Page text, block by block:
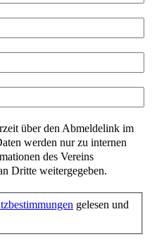
über den Abmeldelink im
werden nur zu internen
des Vereins
Dritte weitergegeben.
gelesen und